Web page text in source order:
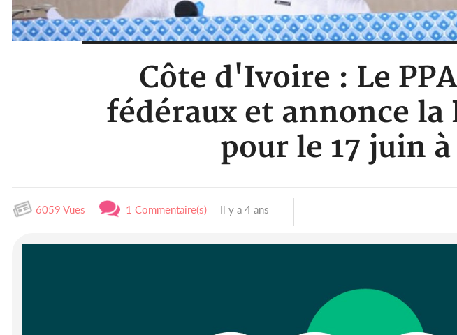
Côte d'Ivoire : Le
fédéraux et annonce
pour le 17 juin
6059 Vues 1 Commentaire(s) Il y a 4 ans